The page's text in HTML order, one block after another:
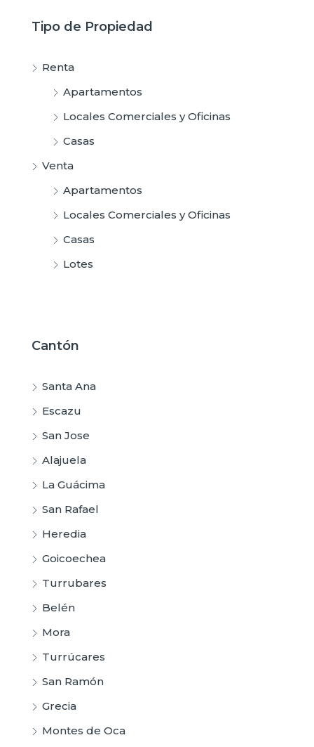
Tipo de Propiedad
Renta
Apartamentos
Locales Comerciales y Oficinas
Casas
Venta
Apartamentos
Locales Comerciales y Oficinas
Casas
Lotes
Cantón
Santa Ana
Escazu
San Jose
Alajuela
La Guácima
San Rafael
Heredia
Goicoechea
Turrubares
Belén
Mora
Turrúcares
San Ramón
Grecia
Montes de Oca